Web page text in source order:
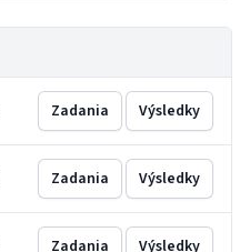
Zadania Výsledky
Zadania Výsledky
Zadania Výsledky